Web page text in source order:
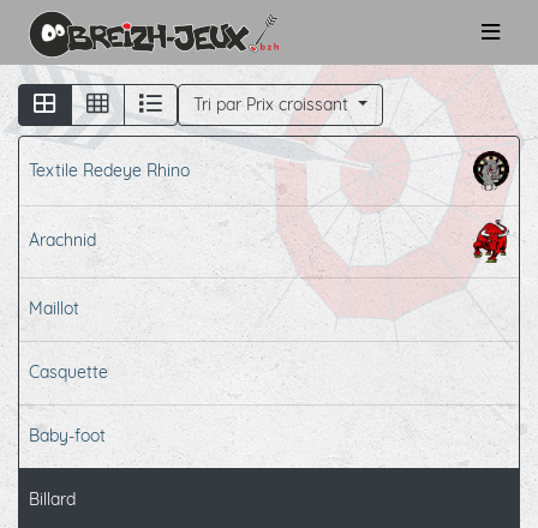
Tri par Prix croissant
Textile Redeye Rhino
Arachnid
Maillot
Casquette
Baby-foot
Billard